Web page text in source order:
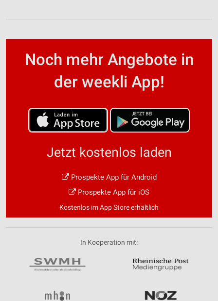
Noch mehr Angebote in
der weekli App!
Jetzt kostenlos laden
Prospekte App für Android
Prospekte App für iOS
Kostenlos im App Store erhältlich
In Kooperation mit: